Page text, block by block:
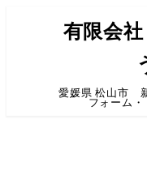
有限会
愛媛県 松山市
フォーム